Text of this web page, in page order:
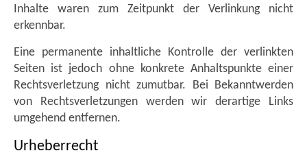
Inhalte waren zum Zeitpunkt der Verlinkung nicht
erkennbar.
Eine permanente inhaltliche Kontrolle der verlinkten
Seiten ist jedoch ohne konkrete Anhaltspunkte einer
Rechtsverletzung nicht zumutbar. Bei Bekanntwerden
von Rechtsverletzungen werden wir derartige Links
umgehend entfernen.
Urheberrecht